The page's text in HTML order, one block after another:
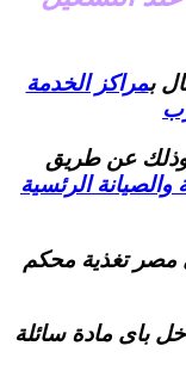
بمراكز الخدمة
عن طريق
الرئسية
مصر تغذية محكم
باى مادة سائلة